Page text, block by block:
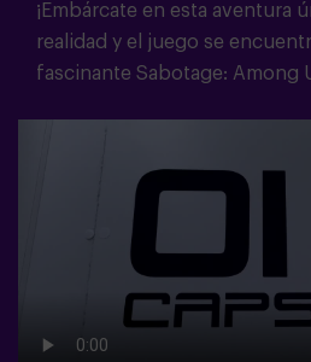
¡Embárcate en esta aventura
realidad y el juego se
fascinante Sabotage: Among